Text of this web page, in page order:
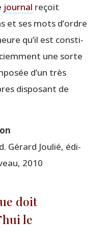
jour­nal reçoit
et ses mots d’ordre
qu’il est consti­
une sorte
d’un très
dis­po­sant de
Gérard Jou­lié, édi­
2010
doit
le